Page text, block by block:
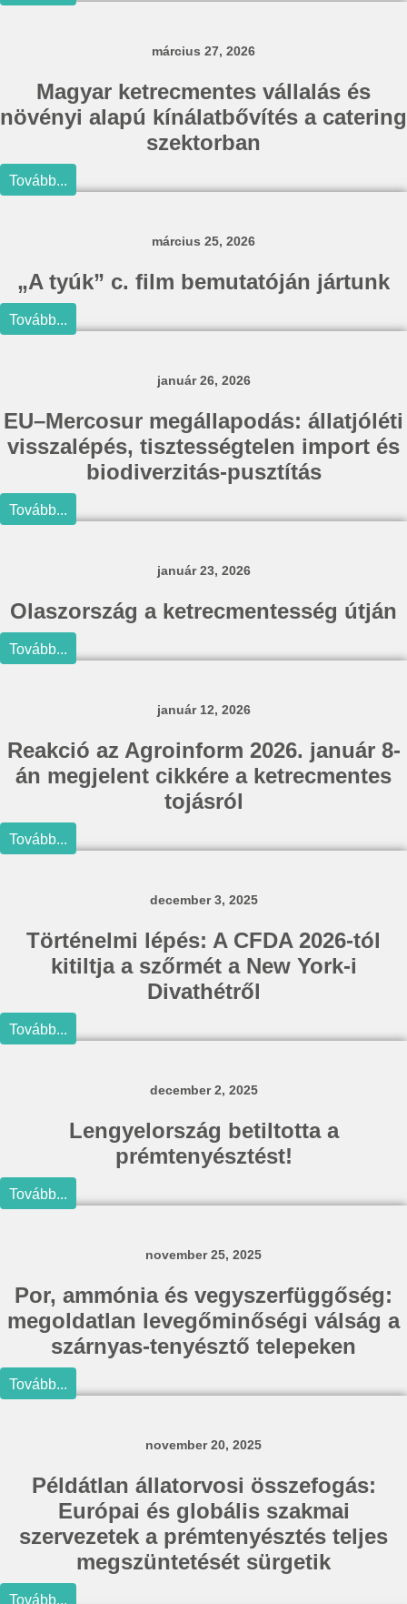
március 27, 2026
Magyar ketrecmentes vállalás és
növényi alapú kínálatbővítés a catering
szektorban
Tovább...
március 25, 2026
„A tyúk” c. film bemutatóján jártunk
Tovább...
január 26, 2026
EU–Mercosur megállapodás: állatjóléti
visszalépés, tisztességtelen import és
biodiverzitás-pusztítás
Tovább...
január 23, 2026
Olaszország a ketrecmentesség útján
Tovább...
január 12, 2026
Reakció az Agroinform 2026. január 8-
án megjelent cikkére a ketrecmentes
tojásról
Tovább...
december 3, 2025
Történelmi lépés: A CFDA 2026-tól
kitiltja a szőrmét a New York-i
Divathétről
Tovább...
december 2, 2025
Lengyelország betiltotta a
prémtenyésztést!
Tovább...
november 25, 2025
Por, ammónia és vegyszerfüggőség:
megoldatlan levegőminőségi válság a
szárnyas-tenyésztő telepeken
Tovább...
november 20, 2025
Példátlan állatorvosi összefogás:
Európai és globális szakmai
szervezetek a prémtenyésztés teljes
megszüntetését sürgetik
Tovább...